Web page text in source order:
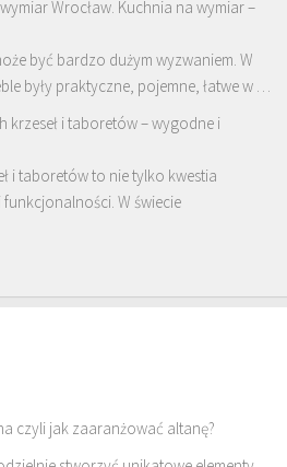
Wrocław. Kuchnia na wymiar –
być bardzo dużym wyzwaniem. W
były praktyczne, pojemne, łatwe w …
krzeseł i taboretów – wygodne i
i taboretów to nie tylko kwestia
W świecie
czyli jak zaaranżować altanę?